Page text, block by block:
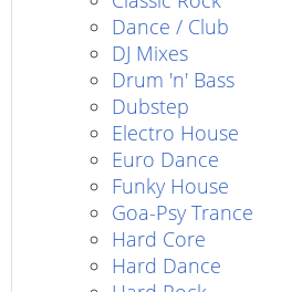
Dance / Club
DJ Mixes
Drum 'n' Bass
Dubstep
Electro House
Euro Dance
Funky House
Goa-Psy Trance
Hard Core
Hard Dance